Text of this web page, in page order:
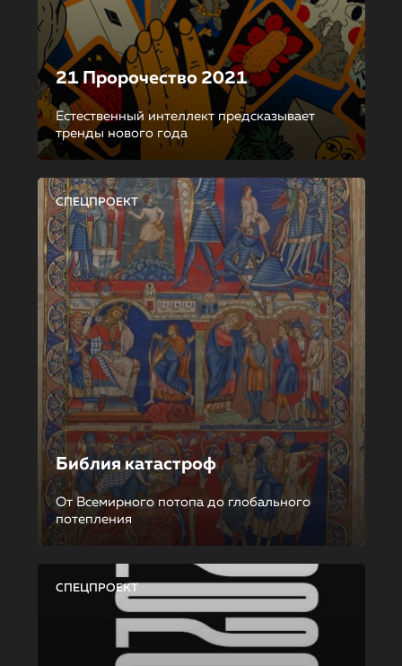
21 Пророчество 2021
Естественный интеллект предсказывает
тренды нового года
СПЕЦПРОЕКТ
Библия катастроф
От Всемирного потопа до глобального
потепления
СПЕЦПРОЕКТ